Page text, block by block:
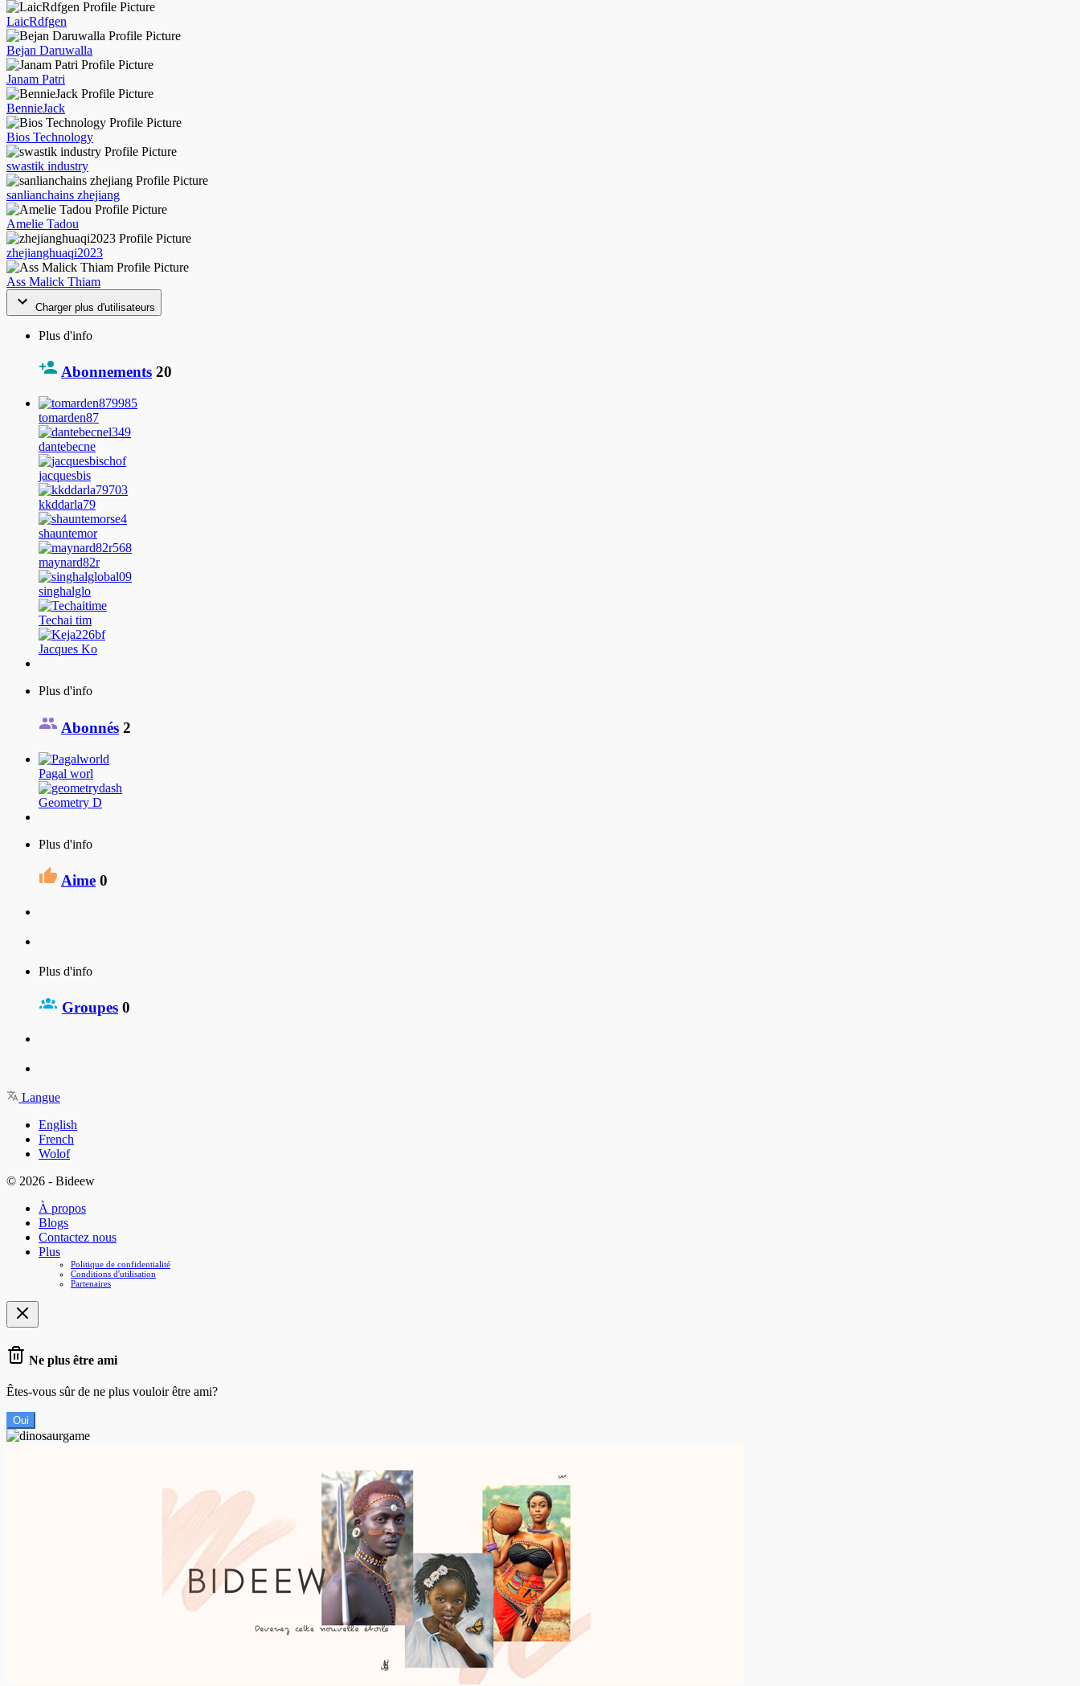
LaicRdfgen
Bejan Daruwalla
Janam Patri
BennieJack
Bios Technology
swastik industry
sanlianchains zhejiang
Amelie Tadou
zhejianghuaqi2023
Ass Malick Thiam
Charger plus d'utilisateurs
Plus d'info
Abonnements 20
tomarden87
dantebecne
jacquesbis
kkddarla79
shauntemor
maynard82r
singhalglo
Techai tim
Jacques Ko
Plus d'info
Abonnés 2
Pagal worl
Geometry D
Plus d'info
Aime 0
Plus d'info
Groupes 0
Langue
English
French
Wolof
© 2026 - Bideew
À propos
Blogs
Contactez nous
Plus
Politique de confidentialité
Conditions d'utilisation
Partenaires
Ne plus être ami
Êtes-vous sûr de ne plus vouloir être ami?
Oui